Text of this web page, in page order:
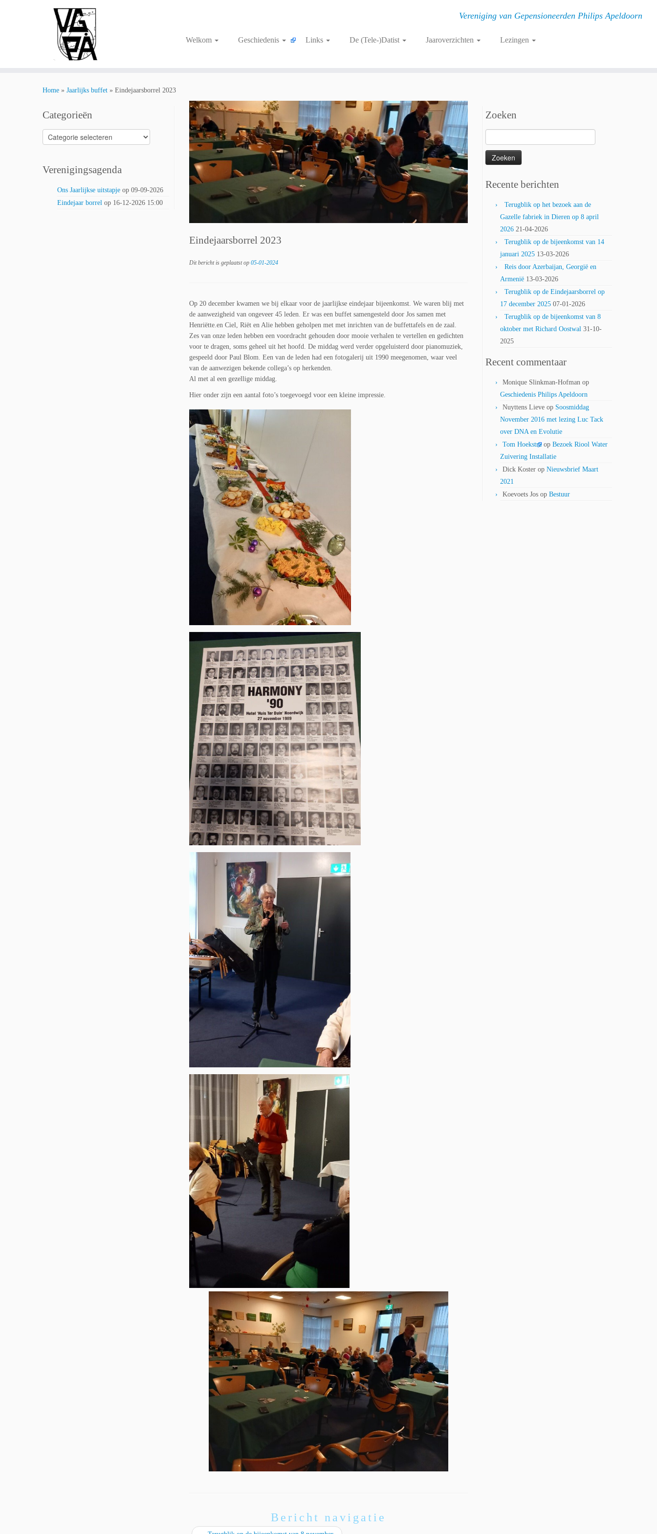
Vereniging van Gepensioneerden Philips Apeldoorn
Welkom Geschiedenis Links De (Tele-)Datist Jaaroverzichten Lezingen
Home » Jaarlijks buffet » Eindejaarsborrel 2023
Categorieën
Categorieën
Verenigingsagenda
Ons Jaarlijkse uitstapje op 09-09-2026
Eindejaar borrel op 16-12-2026 15:00
Eindejaarsborrel 2023
Dit bericht is geplaatst op 05-01-2024
Op 20 december kwamen we bij elkaar voor de jaarlijkse eindejaar bijeenkomst. We waren blij met
de aanwezigheid van ongeveer 45 leden. Er was een buffet samengesteld door Jos samen met
Henriëtte.en Ciel, Riët en Alie hebben geholpen met met inrichten van de buffettafels en de zaal.
Zes van onze leden hebben een voordracht gehouden door mooie verhalen te vertellen en gedichten
voor te dragen, soms geheel uit het hoofd. De middag werd verder opgeluisterd door pianomuziek,
gespeeld door Paul Blom. Een van de leden had een fotogalerij uit 1990 meegenomen, waar veel
van de aanwezigen bekende collega’s op herkenden.
Al met al een gezellige middag.
Hier onder zijn een aantal foto’s toegevoegd voor een kleine impressie.
Bericht navigatie
Zoeken
naar:
Recente berichten
Terugblik op het bezoek aan de
Gazelle fabriek in Dieren op 8 april
2026 21-04-2026
Terugblik op de bijeenkomst van 14
januari 2025 13-03-2026
Reis door Azerbaijan, Georgië en
Armenië 13-03-2026
Terugblik op de Eindejaarsborrel op
17 december 2025 07-01-2026
Terugblik op de bijeenkomst van 8
oktober met Richard Oostwal 31-10-
2025
Recent commentaar
Monique Slinkman-Hofman op
Geschiedenis Philips Apeldoorn
Nuyttens Lieve op Soosmiddag
November 2016 met lezing Luc Tack
over DNA en Evolutie
Tom Hoekstra op Bezoek Riool Water
Zuivering Installatie
Dick Koster op Nieuwsbrief Maart
2021
Koevoets Jos op Bestuur